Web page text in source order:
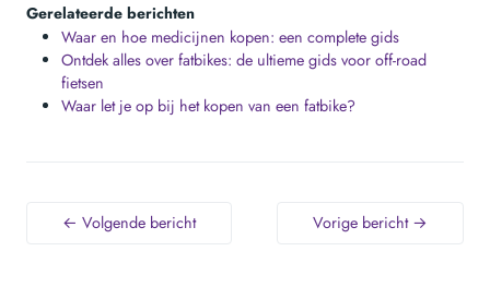
Gerelateerde berichten
Waar en hoe medicijnen kopen: een complete gids
Ontdek alles over fatbikes: de ultieme gids voor off-road
fietsen
Waar let je op bij het kopen van een fatbike?
← Volgende bericht Vorige bericht →